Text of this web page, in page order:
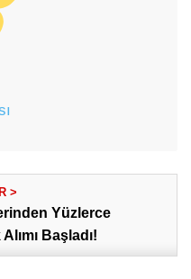
Yüzlerce
Başladı!